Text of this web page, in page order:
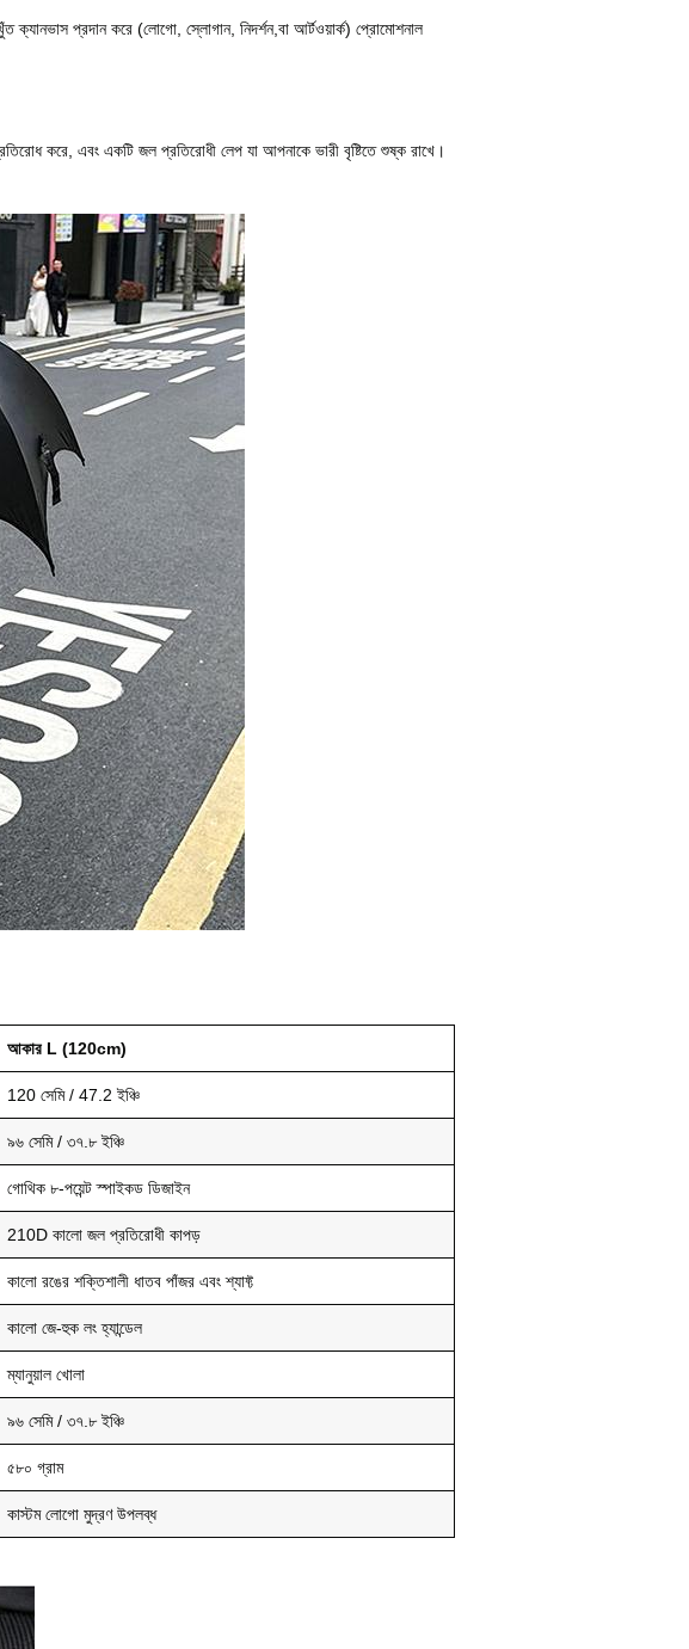
ক্যানভাস প্রদান করে (লোগো, স্লোগান, নিদর্শন,বা আর্টওয়ার্ক) প্রোমোশনাল
করে, এবং একটি জল প্রতিরোধী লেপ যা আপনাকে ভারী বৃষ্টিতে শুষ্ক রাখে।
আকার L (120cm)
120 সেমি / 47.2 ইঞ্চি
৯৬ সেমি / ৩৭.৮ ইঞ্চি
গোথিক ৮-পয়েন্ট স্পাইকড ডিজাইন
210D কালো জল প্রতিরোধী কাপড়
কালো রঙের শক্তিশালী ধাতব পাঁজর এবং শ্যাফ্ট
কালো জে-হুক লং হ্যান্ডেল
ম্যানুয়াল খোলা
৯৬ সেমি / ৩৭.৮ ইঞ্চি
৫৮০ গ্রাম
কাস্টম লোগো মুদ্রণ উপলব্ধ